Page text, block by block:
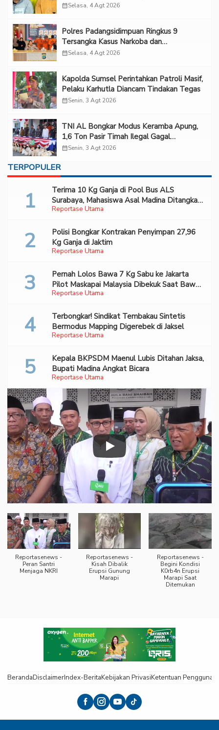
calendar_monthSelasa, 4 Agt 2026
Polres Padangsidimpuan Ringkus 9
Tersangka Kasus Narkoba dan
Penganiayaan
calendar_monthSelasa, 4 Agt 2026
Kapolda Sumsel Perintahkan Patroli Masif,
Pelaku Karhutla Diancam Tindakan Tegas
calendar_monthSenin, 3 Agt 2026
TNI AL Bongkar Modus Keramba Apung,
1,6 Ton Pasir Timah Ilegal Gagal
Diselundupkan
calendar_monthSenin, 3 Agt 2026
TERPOPULER
Reportase Utama
Terima 10 Kg Ganja di Pool Bus ALS
Surabaya, Mahasiswa Asal Madina Ditangkap
Bareskrim
Reportase Utama
Polisi Bongkar Kontrakan Penyimpan 27,96
Kg Ganja di Jaktim
Reportase Utama
Pernah Lolos Bawa 7 Kg Sabu ke Jakarta
Pilot Maskapai Malaysia Dibekuk Saat Bawa
70 Ribu Pil Ekstasi Di Bandara Soetta
Reportase Utama
Terbongkar! Sindikat Tembakau Sintetis
Bermodus Mapping Digerebek di Jaksel
Reportase Utama
Kepala BKPSDM Maenul Lubis Ditahan Jaksa,
Bupati Madina Angkat Bicara
Reportasenews -
Peran Santri
Menjaga NKRI
Reportasenews -
Kisah Dibalik
Erupsi Gunung
Marapi
Reportasenews -
Begini Kondisi
K0rb4n Erupsi
Marapi Saat
Ditemukan
BerandaDisclaimerIndex-BeritaKebijakan PrivasiKetentuan Pengguna